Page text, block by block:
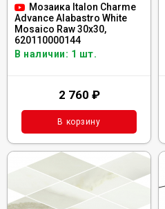
Мозаика Italon Charme
Advance Alabastro White
Mosaico Raw 30x30,
620110000144
В наличии: 1 шт.
2 760 ₽
В корзину